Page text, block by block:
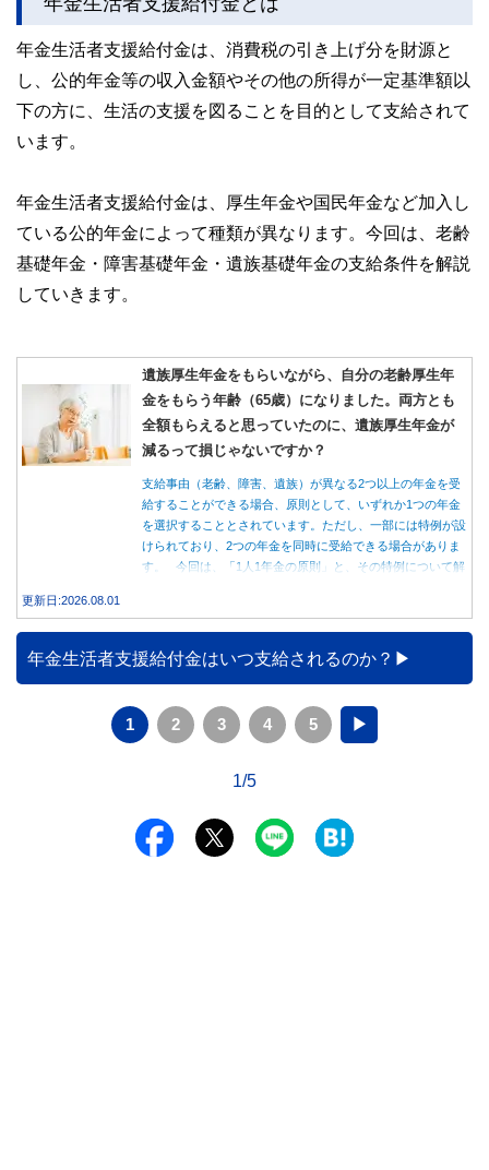
年金生活者支援給付金は、消費税の引き上げ分を財源と
し、公的年金等の収入金額やその他の所得が一定基準額以
下の方に、生活の支援を図ることを目的として支給されて
います。
年金生活者支援給付金は、厚生年金や国民年金など加入し
ている公的年金によって種類が異なります。今回は、老齢
基礎年金・障害基礎年金・遺族基礎年金の支給条件を解説
していきます。
遺族厚生年金をもらいながら、自分の老齢厚生年
金をもらう年齢（65歳）になりました。両方とも
全額もらえると思っていたのに、遺族厚生年金が
減るって損じゃないですか？
支給事由（老齢、障害、遺族）が異なる2つ以上の年金を受
給することができる場合、原則として、いずれか1つの年金
を選択することとされています。ただし、一部には特例が設
けられており、2つの年金を同時に受給できる場合がありま
す。 今回は、「1人1年金の原則」と、その特例について解
更新日:2026.08.01
年金生活者支援給付金はいつ支給されるのか？
1 2 3 4 5 ▶
1/5